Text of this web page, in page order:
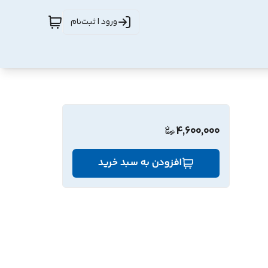
ورود | ثبت‌نام
4,600,000
افزودن به سبد خرید